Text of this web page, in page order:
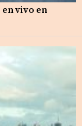
en vivo en